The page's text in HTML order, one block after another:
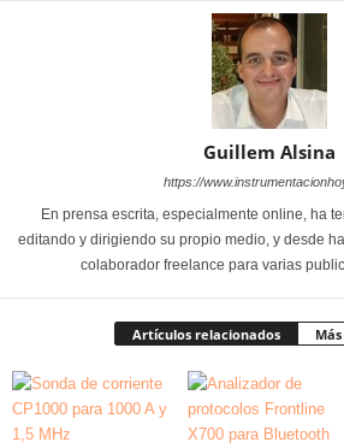
Guillem Alsina
https://
En prensa escrita, especialmente online, ha
editando y dirigiendo su propio medio, y desde
colaborador freelance para varias
Artículos relacionados